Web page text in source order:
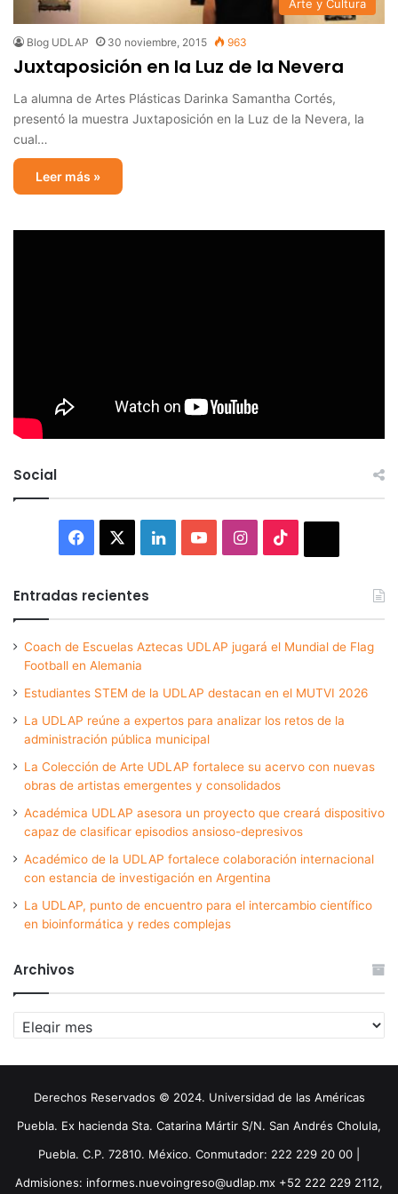
Arte y Cultura
Blog UDLAP 30 noviembre, 2015 963
Juxtaposición en la Luz de la Nevera
La alumna de Artes Plásticas Darinka Samantha Cortés,
presentó la muestra Juxtaposición en la Luz de la Nevera, la
cual…
Leer más »
Social
Facebook LinkedInYouTubeInstagram
Entradas recientes
Coach de Escuelas Aztecas UDLAP jugará el Mundial de Flag
Football en Alemania
Estudiantes STEM de la UDLAP destacan en el MUTVI 2026
La UDLAP reúne a expertos para analizar los retos de la
administración pública municipal
La Colección de Arte UDLAP fortalece su acervo con nuevas
obras de artistas emergentes y consolidados
Académica UDLAP asesora un proyecto que creará dispositivo
capaz de clasificar episodios ansioso-depresivos
Académico de la UDLAP fortalece colaboración internacional
con estancia de investigación en Argentina
La UDLAP, punto de encuentro para el intercambio científico
en bioinformática y redes complejas
Archivos
Archivos
Derechos Reservados © 2024. Universidad de las Américas
Puebla. Ex hacienda Sta. Catarina Mártir S/N. San Andrés Cholula,
Puebla. C.P. 72810. México. Conmutador: 222 229 20 00 |
Admisiones: informes.nuevoingreso@udlap.mx +52 222 229 2112,